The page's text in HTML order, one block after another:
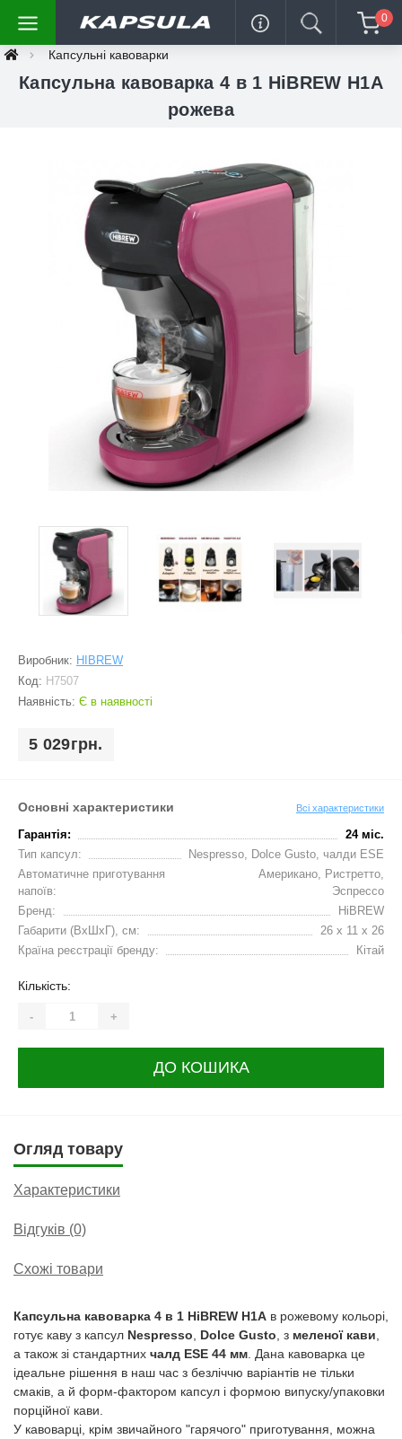
0
Капсульні кавоварки
Капсульна кавоварка 4 в 1 HiBREW H1A
рожева
Виробник: HIBREW
Код: H7507
Наявність: Є в наявності
5 029грн.
Основні характеристики Всі характеристики
Гарантія:
24 міс.
Тип капсул:
Nespresso, Dolce Gusto, чалди ESE
Автоматичне приготування
напоїв:
Американо, Ристретто,
Эспрессо
Бренд:
HiBREW
Габарити (ВхШхГ), см:
26 x 11 x 26
Країна реєстрації бренду:
Кітай
Кількість:
- +
ДО КОШИКА
Огляд товару
Характеристики
Відгуків (0)
Схожі товари
Капсульна кавоварка 4 в 1 HiBREW H1A в рожевому кольорі,
готує каву з капсул Nespresso Dolce Gusto , з меленої кави
а також зі стандартних чалд ESE 44 мм . Дана кавоварка це
ідеальне рішення в наш час з безліччю варіантів не тільки
смаків, а й форм-фактором капсул і формою випуску/упаковки
порційної кави.
У кавоварці, крім звичайного "гарячого" приготування, можна